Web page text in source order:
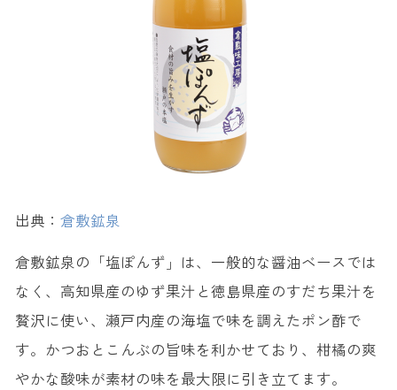
出典： 倉敷鉱泉
倉敷鉱泉の「塩ぽんず」は、一般的な醤油ベースでは
なく、高知県産のゆず果汁と徳島県産のすだち果汁を
贅沢に使い、瀬戸内産の海塩で味を調えたポン酢で
す。かつおとこんぶの旨味を利かせており、柑橘の爽
やかな酸味が素材の味を最大限に引き立てます。